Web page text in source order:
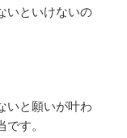
いといけないの
いと願いが叶わ
す。